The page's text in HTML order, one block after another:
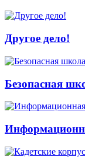
Другое дело!
Безопасная